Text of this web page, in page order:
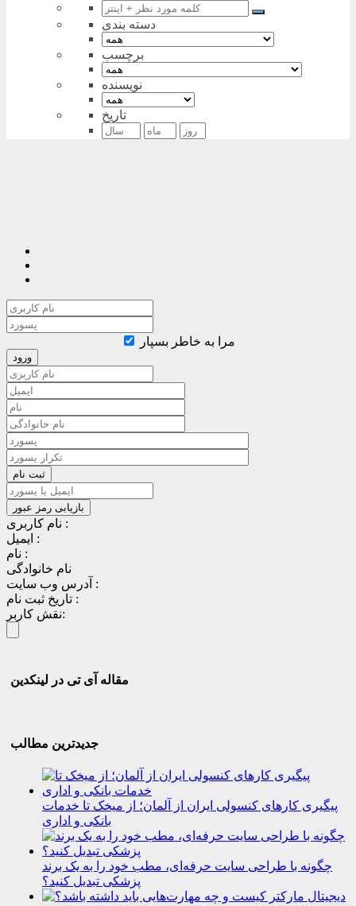
دسته بندی
برچسب
نویسنده
تاریخ
مرا به خاطر بسپار
نام کاربری :
ایمیل :
نام :
نام خانوادگی
آدرس وب سایت :
تاریخ ثبت نام :
نقش کاربر:
مقاله آی تی در لینکدین
جدیدترین مطالب
پیگیری کارهای کنسولی ایران از آلمان؛ از میخک تا خدمات
بانکی و اداری
چگونه با طراحی سایت حرفه‌ای، مطب خود را به یک برند
پزشکی تبدیل کنید؟